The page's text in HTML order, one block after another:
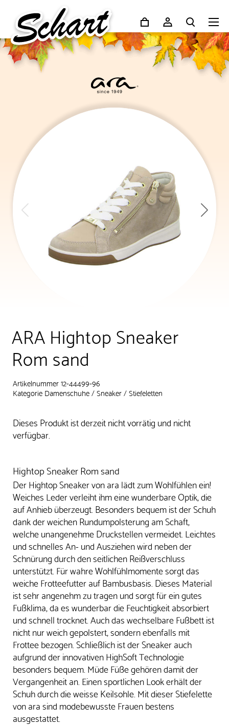
ARA Hightop Sneaker
Rom sand
Artikelnummer 12-44499-96
KategorieDamenschuhe/Sneaker/Stiefeletten
Dieses Produkt ist derzeit nicht vorrätig und nicht
verfügbar.
Hightop Sneaker Rom sand
Der Hightop Sneaker von ara lädt zum Wohlfühlen ein!
Weiches Leder verleiht ihm eine wunderbare Optik, die
auf Anhieb überzeugt. Besonders bequem ist der Schuh
dank der weichen Rundumpolsterung am Schaft,
welche unangenehme Druckstellen vermeidet. Leichtes
und schnelles An- und Ausziehen wird neben der
Schnürung durch den seitlichen Reißverschluss
unterstützt. Für wahre Wohlfühlmomente sorgt das
weiche Frotteefutter auf Bambusbasis. Dieses Material
ist sehr angenehm zu tragen und sorgt für ein gutes
Fußklima, da es wunderbar die Feuchtigkeit absorbiert
und schnell trocknet. Auch das wechselbare Fußbett ist
nicht nur weich gepolstert, sondern ebenfalls mit
Frottee bezogen. Schließlich ist der Sneaker auch
aufgrund der innovativen HighSoft Technologie
besonders bequem. Müde Füße gehören damit der
Vergangenheit an. Einen sportlichen Look erhält der
Schuh durch die weisse Keilsohle. Mit dieser Stiefelette
von ara sind modebewusste Frauen bestens
ausgestattet.